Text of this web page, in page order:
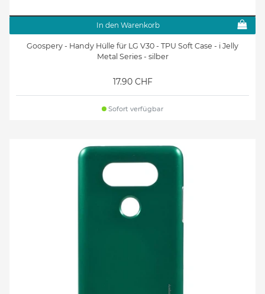
In den Warenkorb
Goospery - Handy Hülle für LG V30 - TPU Soft Case - i Jelly
Metal Series - silber
17.90 CHF
Sofort verfügbar